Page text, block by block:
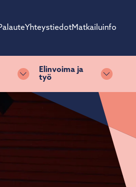
YhteystiedotMatkailuinfo
Vaihda alasvetovalikkoa
Elinvoima ja
työ
Vaihda